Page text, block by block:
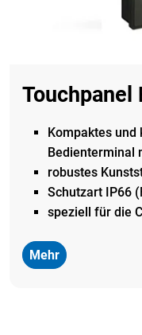
Touchpanel
Kompaktes und
Bedienterminal
robustes
Schutzart IP66
speziell für die
Mehr